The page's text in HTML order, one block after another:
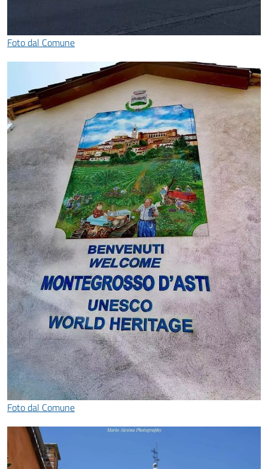
Foto dal Comune
Foto dal Comune